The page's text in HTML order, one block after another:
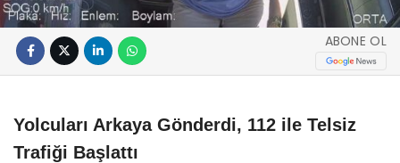
ABONE OL
Yolcuları Arkaya Gönderdi, 112 ile Telsiz
Trafiği Başlattı